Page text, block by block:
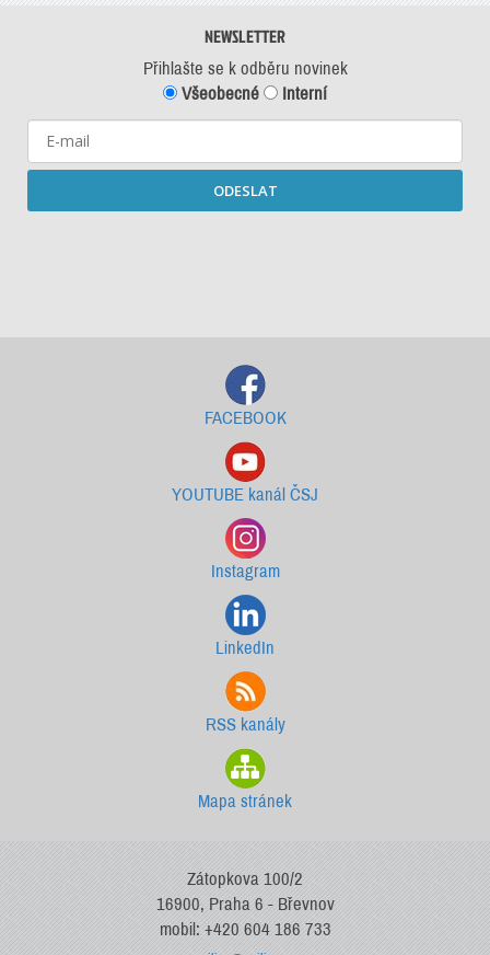
NEWSLETTER
Přihlašte se k odběru novinek
Všeobecné
Interní
ODESLAT
FACEBOOK
YOUTUBE kanál ČSJ
Instagram
LinkedIn
RSS kanály
Mapa stránek
Zátopkova 100/2
16900, Praha 6 - Břevnov
mobil: +420 604 186 733